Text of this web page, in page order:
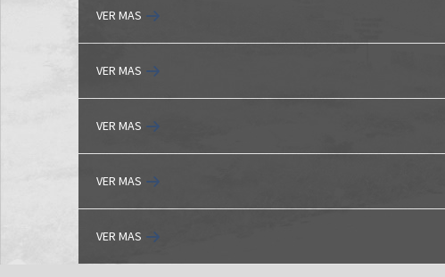
VER MAS
VER MAS
VER MAS
VER MAS
VER MAS